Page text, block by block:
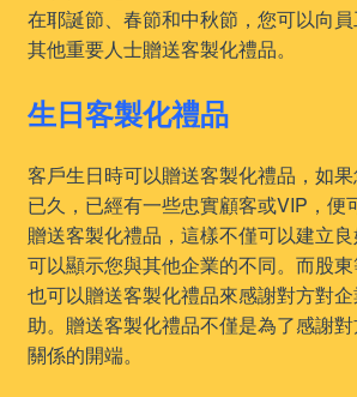
在耶誕節、春節和中秋節，您可以向
其他重要人士贈送客製化禮品。
生日客製化禮品
客戶生日時可以贈送客製化禮品，如
已久，已經有一些忠實顧客或VIP，便
贈送客製化禮品，這樣不僅可以建立
可以顯示您與其他企業的不同。而股東
也可以贈送客製化禮品來感謝對方對
助。贈送客製化禮品不僅是為了感謝
關係的開端。